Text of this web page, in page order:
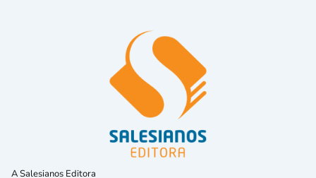
A Salesianos Editora